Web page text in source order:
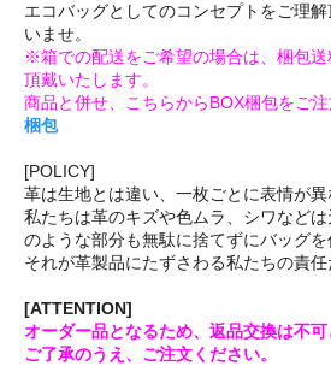
エコバッグとしてのコンセプトをご理
いませ。
※箱での配送をご希望の場合は、梱包
頂戴いたします。
商品と併せ、こちらからBOX梱包をご
梱包
[POLICY]
革は生地とは違い、一枚ごとに表情が異
私たちは革のキズや色ムラ、シワなど
のような部分も無駄に捨てずにバッグを
それが革製品にたずさわる私たちの責任
[ATTENTION]
オーダー品となるため、返品交換は不可
ご了承のうえ、ご注文ください。